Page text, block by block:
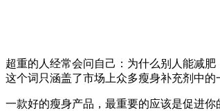
超重的人经常会问自己：为什么别人能减
这个词只涵盖了市场上众多瘦身补充剂中的
一款好的瘦身产品，最重要的应该是促进